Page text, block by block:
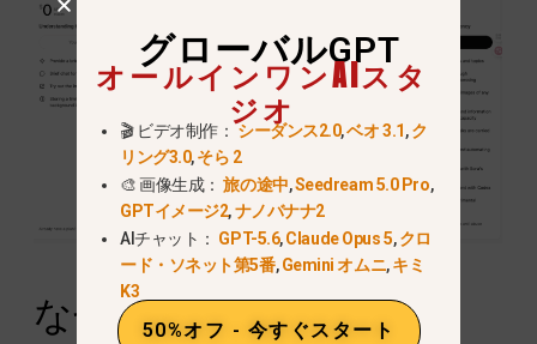
なぜOpenAIはChatGPT
グローバルGPT
オールインワンAIスタ
ジオ
🎬 ビデオ制作：シーダンス2.0,ベオ 3.1,ク
リング3.0,そら 2
🎨 画像生成：旅の途中,Seedream 5.0 Pro,
GPTイメージ2,ナノバナナ2
AIチャット： GPT-5.6,Claude Opus 5,クロ
ード・ソネット第5番,Gemini オムニ,キミ
K3
50%オフ - 今すぐスタート